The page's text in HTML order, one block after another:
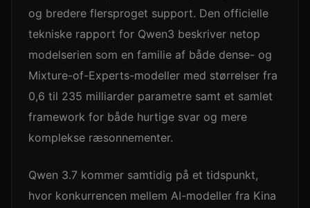
og bredere flersproget support. Den officielle
tekniske rapport for Qwen3 beskriver netop
modelserien som en familie af både dense- og
Mixture-of-Experts-modeller med størrelser fra
0,6 til 235 milliarder parametre samt et samlet
framework for både hurtige svar og mere
komplekse ræsonnementer.
Qwen 3.7 kommer samtidig på et tidspunkt,
hvor konkurrencen mellem AI-modeller fra Kina